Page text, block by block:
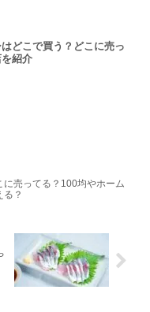
どこで買う？どこに売っ
紹介
に売ってる？100均やホーム
る？